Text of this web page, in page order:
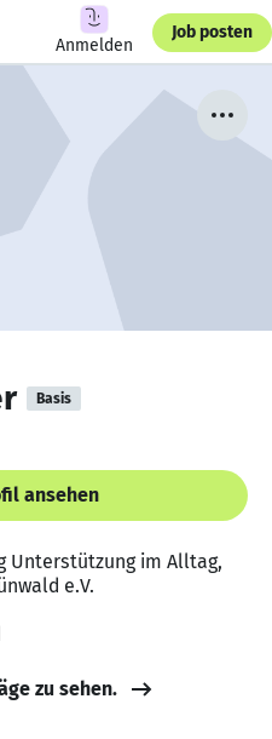
Anmelden
Job posten
Basis
ansehen
Unterstützung im Alltag,
e.V.
zu sehen.